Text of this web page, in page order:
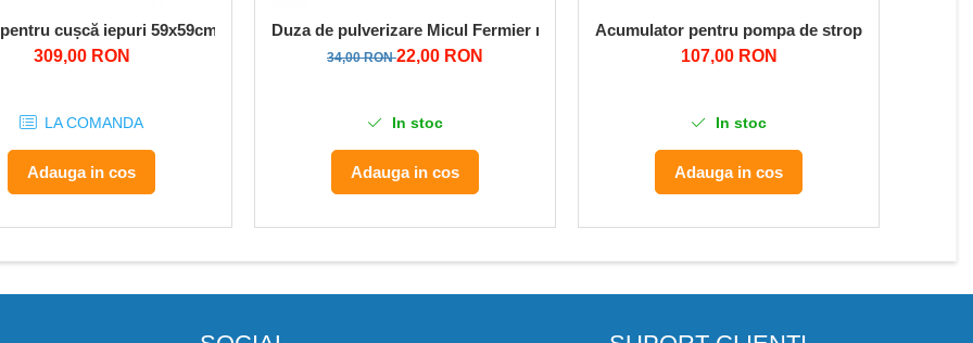
cușcă iepuri 59x59cm (set 10 buc)
309,00 RON
LA COMANDA
Adauga in cos
Duza de pulverizare Micul Fermier reglabila, pentru pompe de stropit
34,00 RON22,00 RON
In stoc
Adauga in cos
Acumulator pentru pompa de stropit MICUL
107,00 RON
In stoc
Adauga in cos